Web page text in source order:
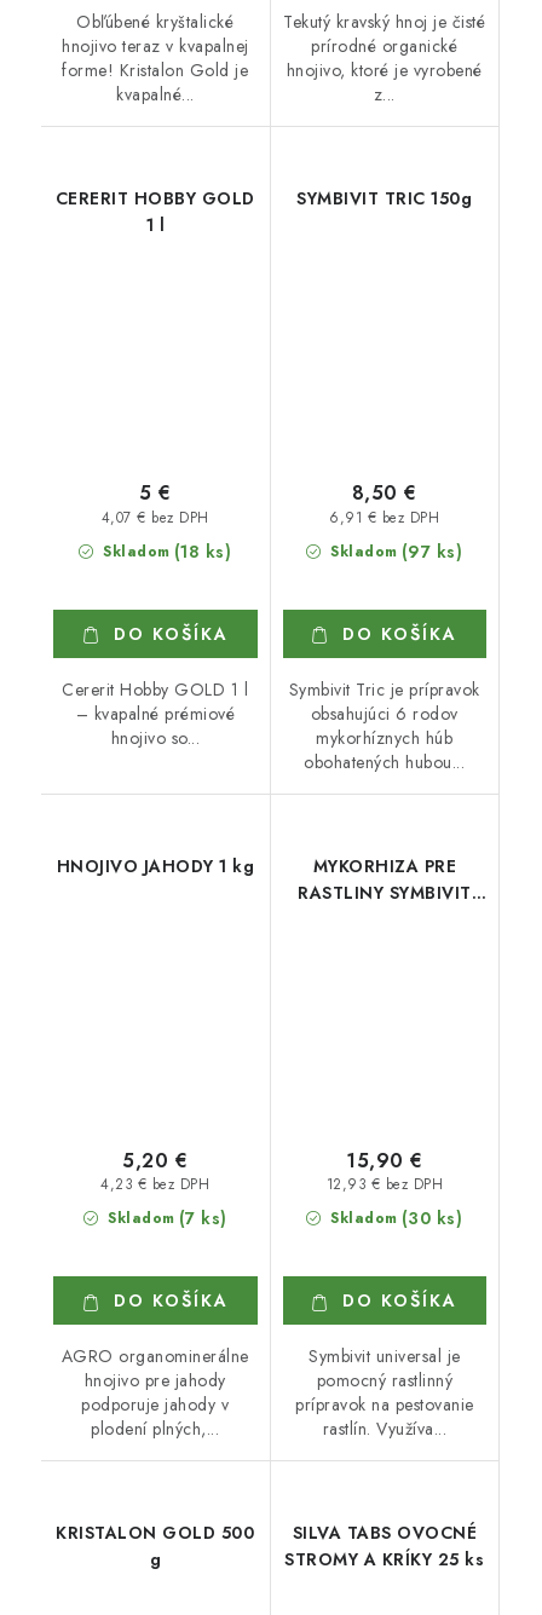
Obľúbené kryštalické
hnojivo teraz v kvapalnej
forme! Kristalon Gold je
kvapalné...
Tekutý kravský hnoj je čisté
prírodné organické
hnojivo, ktoré je vyrobené
z...
CERERIT HOBBY GOLD
1 l
Skladom (18 ks)
4,07 € bez DPH
5 €
DO KOŠÍKA
Cererit Hobby GOLD 1 l
– kvapalné prémiové
hnojivo so...
SYMBIVIT TRIC 150g
Skladom (97 ks)
6,91 € bez DPH
8,50 €
DO KOŠÍKA
Symbivit Tric je prípravok
obsahujúci 6 rodov
mykorhíznych húb
obohatených hubou...
HNOJIVO JAHODY 1 kg
Skladom (7 ks)
4,23 € bez DPH
5,20 €
DO KOŠÍKA
AGRO organominerálne
hnojivo pre jahody
podporuje jahody v
plodení plných,...
MYKORHIZA PRE
RASTLINY SYMBIVIT
Skladom (30 ks)
12,93 € bez DPH
15,90 €
DO KOŠÍKA
Symbivit universal je
pomocný rastlinný
prípravok na pestovanie
rastlín. Využíva...
KRISTALON GOLD 500
g
SILVA TABS OVOCNÉ
STROMY A KRÍKY 25 ks